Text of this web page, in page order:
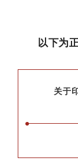
以下为
关于